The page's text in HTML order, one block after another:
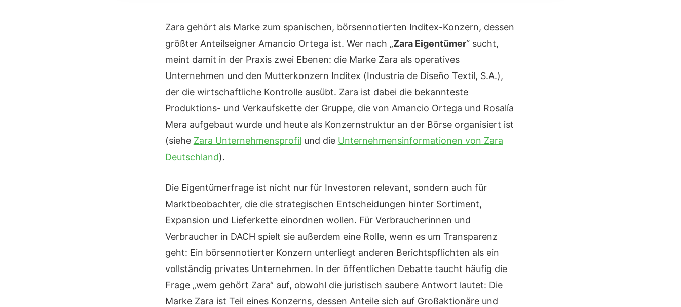
Zara gehört als Marke zum spanischen, börsennotierten Inditex-Konzern, dessen
größter Anteilseigner Amancio Ortega ist. Wer nach „Zara Eigentümer“ sucht,
meint damit in der Praxis zwei Ebenen: die Marke Zara als operatives
Unternehmen und den Mutterkonzern Inditex (Industria de Diseño Textil, S.A.),
der die wirtschaftliche Kontrolle ausübt. Zara ist dabei die bekannteste
Produktions- und Verkaufskette der Gruppe, die von Amancio Ortega und Rosalía
Mera aufgebaut wurde und heute als Konzernstruktur an der Börse organisiert ist
(siehe Zara Unternehmensprofil und die Unternehmensinformationen von Zara
Deutschland).
Die Eigentümerfrage ist nicht nur für Investoren relevant, sondern auch für
Marktbeobachter, die die strategischen Entscheidungen hinter Sortiment,
Expansion und Lieferkette einordnen wollen. Für Verbraucherinnen und
Verbraucher in DACH spielt sie außerdem eine Rolle, wenn es um Transparenz
geht: Ein börsennotierter Konzern unterliegt anderen Berichtspflichten als ein
vollständig privates Unternehmen. In der öffentlichen Debatte taucht häufig die
Frage „wem gehört Zara“ auf, obwohl die juristisch saubere Antwort lautet: Die
Marke Zara ist Teil eines Konzerns, dessen Anteile sich auf Großaktionäre und